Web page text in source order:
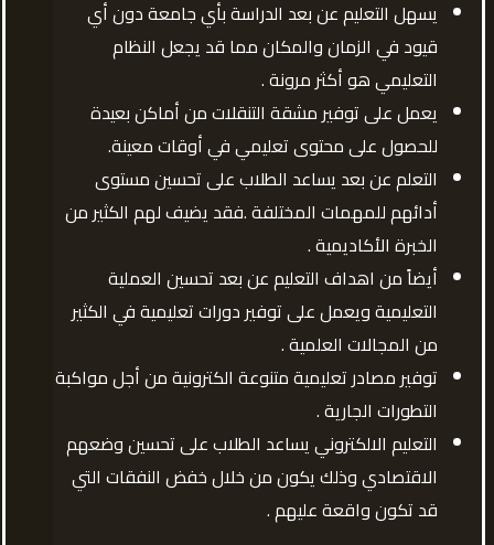
يسهل التعليم عن بعد الدراسة بأي جامعة دون أي
قيود في الزمان والمكان مما قد يجعل النظام
التعليمي هو أكثر مرونة .
يعمل على توفير مشقة التنقلات من أماكن بعيدة
للحصول على محتوى تعليمي في أوقات معينة.
التعلم عن بعد يساعد الطلاب على تحسين مستوى
أدائهم للمهمات المختلفة .فقد يضيف لهم الكثير من
الخبرة الأكاديمية .
أيضاً من اهداف التعليم عن بعد تحسين العملية
التعليمية ويعمل على توفير دورات تعليمية في الكثير
من المجالات العلمية .
توفير مصادر تعليمية متنوعة الكترونية من أجل مواكبة
التطورات الجارية .
التعليم الالكتروني يساعد الطلاب على تحسين وضعهم
الاقتصادي وذلك يكون من خلال خفض النفقات التي
قد تكون واقعة عليهم .